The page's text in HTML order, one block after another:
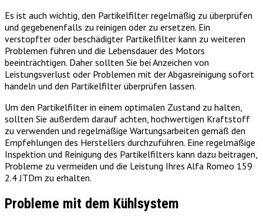
Es ist auch wichtig, den Partikelfilter regelmäßig zu überprüfen
und gegebenenfalls zu reinigen oder zu ersetzen. Ein
verstopfter oder beschädigter Partikelfilter kann zu weiteren
Problemen führen und die Lebensdauer des Motors
beeinträchtigen. Daher sollten Sie bei Anzeichen von
Leistungsverlust oder Problemen mit der Abgasreinigung sofort
handeln und den Partikelfilter überprüfen lassen.
Um den Partikelfilter in einem optimalen Zustand zu halten,
sollten Sie außerdem darauf achten, hochwertigen Kraftstoff
zu verwenden und regelmäßige Wartungsarbeiten gemäß den
Empfehlungen des Herstellers durchzuführen. Eine regelmäßige
Inspektion und Reinigung des Partikelfilters kann dazu beitragen,
Probleme zu vermeiden und die Leistung Ihres Alfa Romeo 159
2.4 JTDm zu erhalten.
Probleme mit dem Kühlsystem